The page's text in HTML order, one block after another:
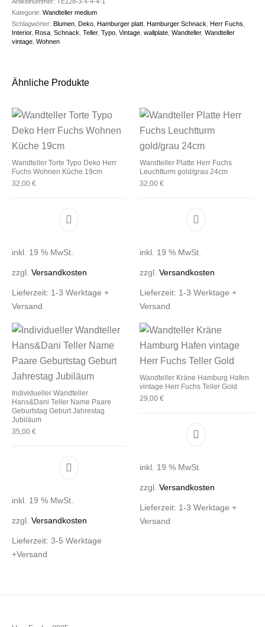
Kategorie:Wandteller medium
Schlagwörter:Blumen ,Deko ,Hamburger platt ,Hamburger Schnack ,Herr Fuchs
Interior,Rosa ,Schnack ,Teller,Typo ,Vintage ,wallplate ,Wandteller,Wandteller
vintage ,Wohnen
Ähnliche Produkte
Wandteller Torte Typo Deko Herr
Fuchs Wohnen Küche 19cm
32,00€
inkl. 19 % MwSt.
zzgl.Versandkosten
Lieferzeit: 1-3 Werktage +
Versand
Wandteller Platte Herr Fuchs
Leuchtturm gold/grau 24cm
32,00 €
inkl. 19 % MwSt.
zzgl. Versandkosten
Lieferzeit: 1-3 Werktage +
Versand
Individueller Wandteller
Hans&Dani Teller Name Paare
Geburtstag Geburt Jahrestag
Jubiläum
35,00€
inkl. 19 % MwSt.
zzgl.Versandkosten
Lieferzeit:3-5 Werktage
+Versand
Wandteller Kräne Hamburg Hafen
vintage Herr Fuchs Teller Gold
29,00 €
inkl. 19 % MwSt.
zzgl. Versandkosten
Lieferzeit: 1-3 Werktage +
Versand